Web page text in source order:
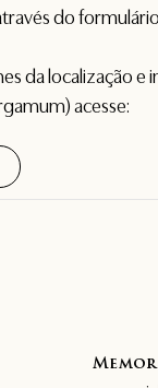
do
da localização
acesse: